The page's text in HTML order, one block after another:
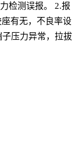
检测误报。 2.报
有无，不良率设
压力异常，拉拔